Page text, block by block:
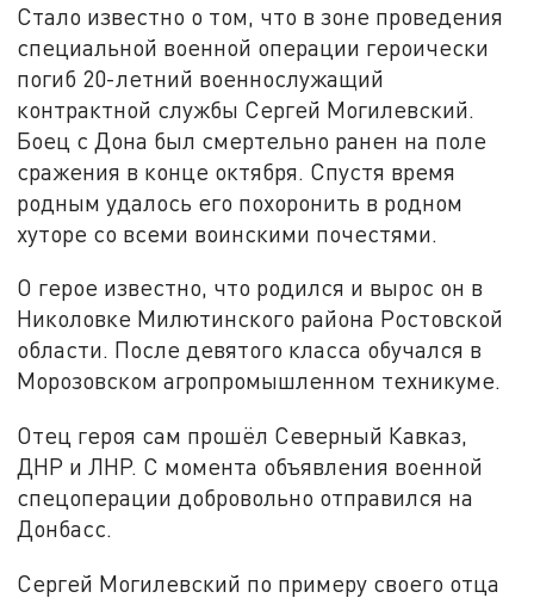
Стало известно о том, что в зоне проведения
специальной военной операции героически
погиб 20-летний военнослужащий
контрактной службы Сергей Могилевский.
Боец с Дона был смертельно ранен на поле
сражения в конце октября. Спустя время
родным удалось его похоронить в родном
хуторе со всеми воинскими почестями.
О герое известно, что родился и вырос он в
Николовке Милютинского района Ростовской
области. После девятого класса обучался в
Морозовском агропромышленном техникуме.
Отец героя сам прошёл Северный Кавказ,
ДНР и ЛНР. С момента объявления военной
спецоперации добровольно отправился на
Донбасс.
Сергей Могилевский по примеру своего отца